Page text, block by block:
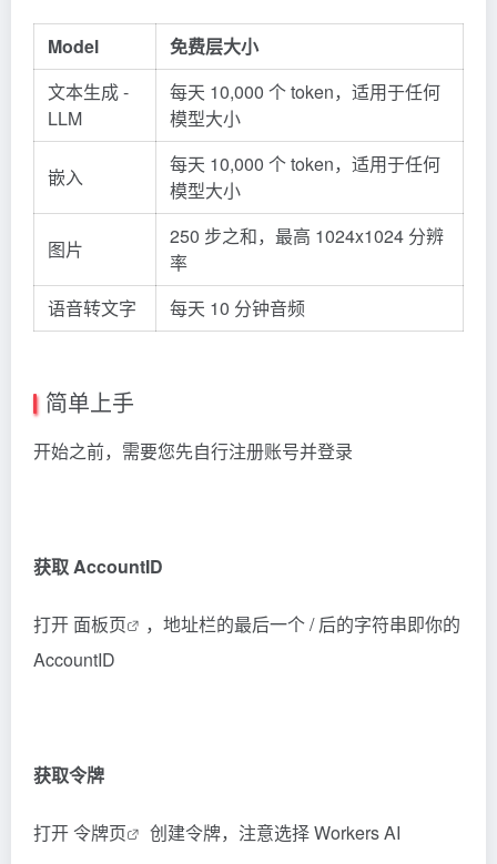
Model
免费层大小
文本生成 -
LLM
每天 10,000 个 token，适用于任何
模型大小
嵌入
每天 10,000 个 token，适用于任何
模型大小
图片
250 步之和，最高 1024x1024 分辨
率
语音转文字
每天 10 分钟音频
简单上手
开始之前，需要您先自行注册账号并登录
获取 AccountID
打开 面板页
，地址栏的最后一个 / 后的字符串即你的
AccountID
获取令牌
打开令牌页 创建令牌，注意选择 Workers AI